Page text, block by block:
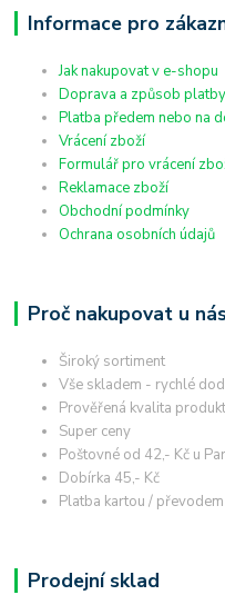
Informace pro
Jak nakupovat v e-shopu
Doprava a způsob
Platba předem nebo na
Vrácení zboží
Formulář pro vrácení
Reklamace zboží
Obchodní podmínky
Ochrana osobních údajů
Proč nakupovat u
Široký sortiment
Vše skladem - rychlé
Prověřená kvalita
Super ceny
Poštovné od 42,- Kč u
Dobírka 45,- Kč
Platba kartou /
Prodejní sklad